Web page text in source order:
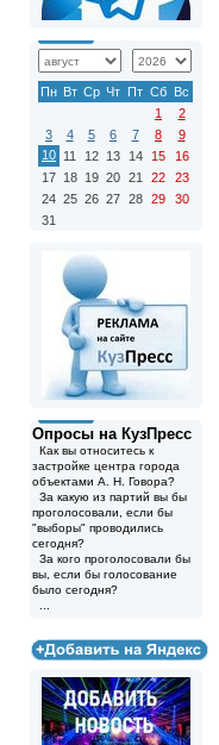
Пн Вт Ср Чт Пт Сб Вс
1
2
3
4 5 6 7 8
9
10 11 12 13 14 15
16
17 18 19 20 21 22
23
24 25 26 27 28 29
30
31
Опросы на КузПресс
Как вы относитесь к
застройке центра города
объектами А. Н. Говора?
За какую из партий вы бы
проголосовали, если бы
"выборы" проводились
сегодня?
За кого проголосовали бы
вы, если бы голосование
было сегодня?